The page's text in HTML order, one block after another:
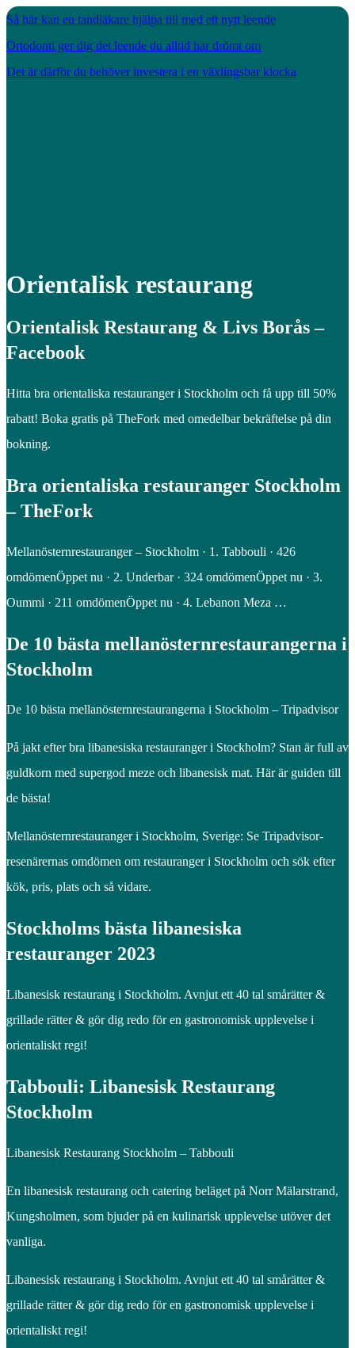
Så här kan en tandläkare hjälpa till med ett nytt leende
Ortodonti ger dig det leende du alltid har drömt om
Det är därför du behöver investera i en växlingsbar klocka
Orientalisk restaurang
Orientalisk Restaurang & Livs Borås –
Facebook
Hitta bra orientaliska restauranger i Stockholm och få upp till 50%
rabatt! Boka gratis på TheFork med omedelbar bekräftelse på din
bokning.
Bra orientaliska restauranger Stockholm
– TheFork
Mellanösternrestauranger – Stockholm · 1. Tabbouli · 426
omdömenÖppet nu · 2. Underbar · 324 omdömenÖppet nu · 3.
Oummi · 211 omdömenÖppet nu · 4. Lebanon Meza …
De 10 bästa mellanösternrestaurangerna i
Stockholm
De 10 bästa mellanösternrestaurangerna i Stockholm – Tripadvisor
På jakt efter bra libanesiska restauranger i Stockholm? Stan är full av
guldkorn med supergod meze och libanesisk mat. Här är guiden till
de bästa!
Mellanösternrestauranger i Stockholm, Sverige: Se Tripadvisor-
resenärernas omdömen om restauranger i Stockholm och sök efter
kök, pris, plats och så vidare.
Stockholms bästa libanesiska
restauranger 2023
Libanesisk restaurang i Stockholm. Avnjut ett 40 tal smårätter &
grillade rätter & gör dig redo för en gastronomisk upplevelse i
orientaliskt regi!
Tabbouli: Libanesisk Restaurang
Stockholm
Libanesisk Restaurang Stockholm – Tabbouli
En libanesisk restaurang och catering beläget på Norr Mälarstrand,
Kungsholmen, som bjuder på en kulinarisk upplevelse utöver det
vanliga.
Libanesisk restaurang i Stockholm. Avnjut ett 40 tal smårätter &
grillade rätter & gör dig redo för en gastronomisk upplevelse i
orientaliskt regi!